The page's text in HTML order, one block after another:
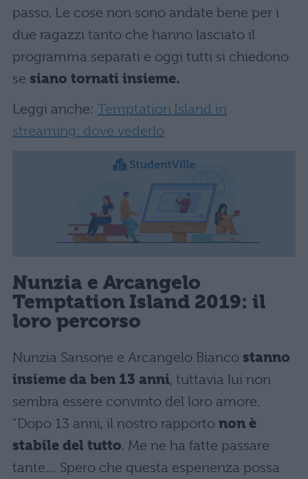
passo. Le cose non sono andate bene per i
due ragazzi tanto che hanno lasciato il
programma separati e oggi tutti si chiedono
se siano tornati insieme.
Leggi anche: Temptation Island in
streaming: dove vederlo
Nunzia e Arcangelo
Temptation Island 2019: il
loro percorso
Nunzia Sansone e Arcangelo Bianco stanno
insieme da ben 13 anni, tuttavia lui non
sembra essere convinto del loro amore.
“Dopo 13 anni, il nostro rapporto non è
stabile del tutto. Me ne ha fatte passare
tante… Spero che questa esperienza possa